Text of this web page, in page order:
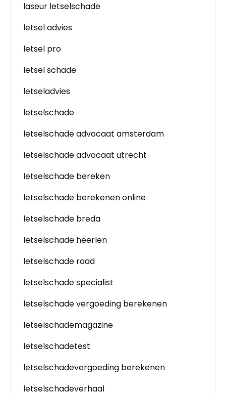
laseur letselschade
letsel advies
letsel pro
letsel schade
letseladvies
letselschade
letselschade advocaat amsterdam
letselschade advocaat utrecht
letselschade bereken
letselschade berekenen online
letselschade breda
letselschade heerlen
letselschade raad
letselschade specialist
letselschade vergoeding berekenen
letselschademagazine
letselschadetest
letselschadevergoeding berekenen
letselschadeverhaal